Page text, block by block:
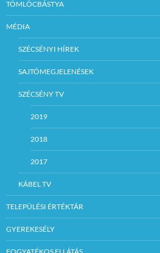
TÖMLÖCBÁSTYA
MÉDIA
SZÉCSÉNYI HÍREK
SAJTÓMEGJELENÉSEK
SZÉCSÉNY TV
2019
2018
2017
KÁBEL TV
TELEPÜLÉSI ÉRTÉKTÁR
GYEREKESÉLY